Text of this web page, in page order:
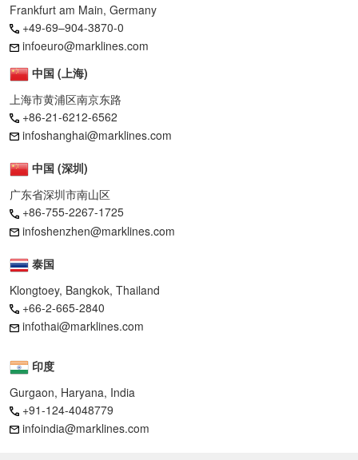
Frankfurt am Main, Germany
+49-69–904-3870-0
infoeuro@marklines.com
中国 (上海)
上海市黄浦区南京东路
+86-21-6212-6562
infoshanghai@marklines.com
中国 (深圳)
广东省深圳市南山区
+86-755-2267-1725
infoshenzhen@marklines.com
泰国
Klongtoey, Bangkok, Thailand
+66-2-665-2840
infothai@marklines.com
印度
Gurgaon, Haryana, India
+91-124-4048779
infoindia@marklines.com